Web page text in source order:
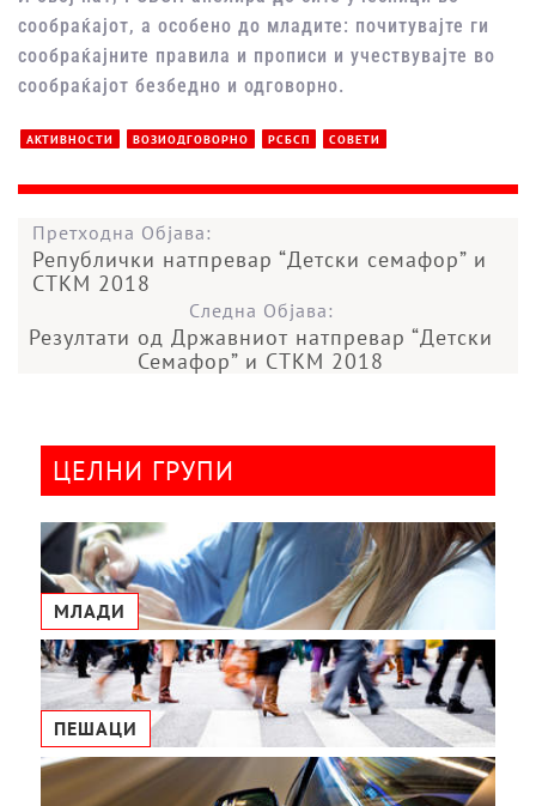
сообраќајот, а особено до младите: почитувајте ги
сообраќајните правила и прописи и учествувајте во
сообраќајот безбедно и одговорно.
АКТИВНОСТИ ВОЗИОДГОВОРНО РСБСП СОВЕТИ
Претходна Објава:
Републички натпревар “Детски семафор” и
СТКМ 2018
Следна Објава:
Резултати од Државниот натпревар “Детски
Семафор” и СТКМ 2018
ЦЕЛНИ ГРУПИ
МЛАДИ
ПЕШАЦИ